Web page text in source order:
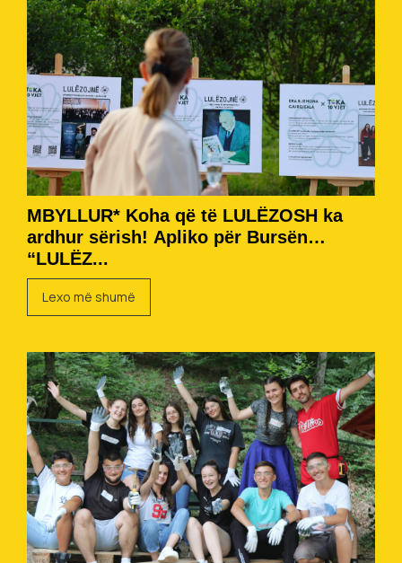
MBYLLUR* Koha që të LULËZOSH ka
ardhur sërish! Apliko për Bursën
“LULËZ...
Lexo më shumë